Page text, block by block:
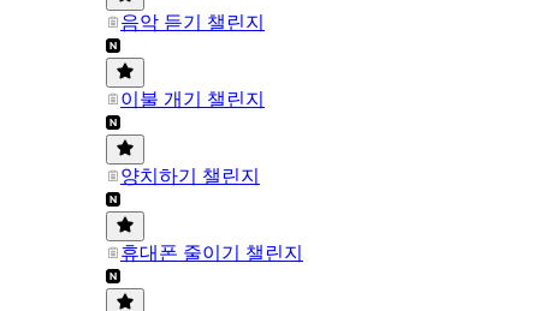
음악 듣기 챌린지
이불 개기 챌린지
양치하기 챌린지
휴대폰 줄이기 챌린지